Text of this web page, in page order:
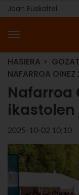
Joan Euskaltel
HASIERA
NAFARROA
Nafarroa
2025-10-02 10:10